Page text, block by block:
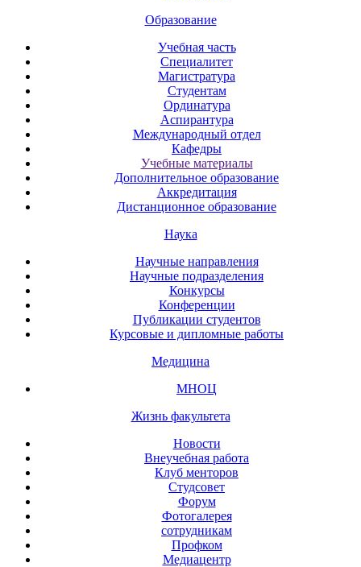
Образование
Учебная часть
Специалитет
Магистратура
Студентам
Ординатура
Аспирантура
Международный отдел
Кафедры
Учебные материалы
Дополнительное образование
Аккредитация
Дистанционное образование
Наука
Научные направления
Научные подразделения
Конкурсы
Конференции
Публикации студентов
Курсовые и дипломные работы
Медицина
МНОЦ
Жизнь факультета
Новости
Внеучебная работа
Клуб менторов
Студсовет
Форум
Фотогалерея
сотрудникам
Профком
Медиацентр